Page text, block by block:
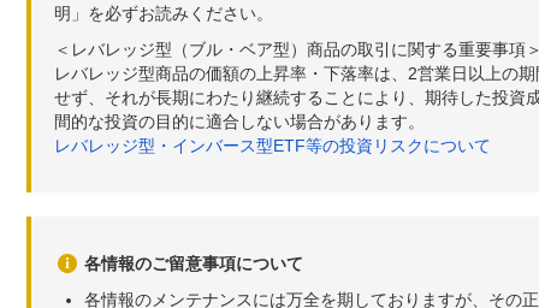
明」を必ずお読みください。
＜レバレッジ型（ブル・ベア型）商品の取引に関する重要事項
レバレッジ型商品の価額の上昇率・下落率は、2営業日以上の
せず、それが長期にわたり継続することにより、期待した投
間的な投資の目的に適合しない場合があります。
レバレッジ型・インバース型ETF等の投資リスクについて
各情報のご留意事項について
各情報のメンテナンスには万全を期しておりますが、その